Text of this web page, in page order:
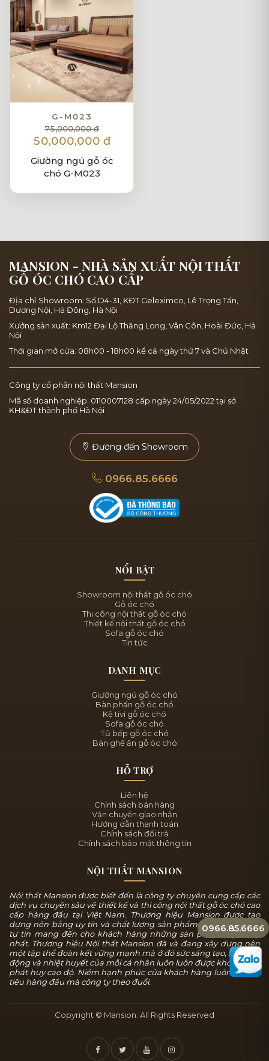
0966.85.6666
G-M023
75,000,000 đ
50,000,000 đ
Giường ngủ gỗ óc
chó G-M023
MANSION - NHÀ SẢN XUẤT NỘI THẤT
GỖ ÓC CHÓ CAO CẤP
Địa chỉ Showroom: Số D4-31, KĐT Geleximco, Lê Trọng Tấn,
Dương Nội, Hà Đông, Hà Nội
Xưởng sản xuất: Km12 Đại Lộ Thăng Long, Vân Côn, Hoài Đức, Hà
Nội
Thời gian mở cửa: 08h00 - 18h00 kể cả ngày thứ 7 và Chủ Nhật
Công ty cổ phần nội thất Mansion
Mã số doanh nghiệp: 0110007128 cấp ngày 24/05/2022 tại sở
KH&ĐT thành phố Hà Nội
Đường đến Showroom
0966.85.6666
NỔI BẬT
Showroom nội thất gỗ óc chó
Gỗ óc chó
Thi công nội thất gỗ óc chó
Thiết kế nội thất gỗ óc chó
Sofa gỗ óc chó
Tin tức
DANH MỤC
Giường ngủ gỗ óc chó
Bàn phấn gỗ óc chó
Kệ tivi gỗ óc chó
Sofa gỗ óc chó
Tủ bếp gỗ óc chó
Bàn ghế ăn gỗ óc chó
HỖ TRỢ
Liên hệ
Chính sách bán hàng
Vận chuyển giao nhận
Hướng dẫn thanh toán
Chính sách đổi trả
Chính sách bảo mật thông tin
NỘI THẤT MANSION
Nội thất Mansion được biết đến là công ty chuyên cung cấp các
dịch vụ chuyên sâu về thiết kế và thi công nội thất gỗ óc chó cao
cấp hàng đầu tại Việt Nam. Thương hiệu Mansion được tạo
dựng nên bằng uy tín và chất lượng sản phẩm, chúng tôi luôn
tự tin mang đến cho khách hàng những sản phẩm tuyệt mỹ
nhất. Thương hiệu Nội thất Mansion đã và đang xây dựng nên
một tập thể đoàn kết vững mạnh mà ở đó sức sáng tạo, sự năng
động và nhiệt huyết của mỗi cá nhân luôn luôn được khơi dậy và
phát huy cao độ. Niềm hạnh phúc của khách hàng luôn là mục
tiêu hàng đầu mà công ty theo đuổi.
Copyright © Mansion. All Rights Reserved